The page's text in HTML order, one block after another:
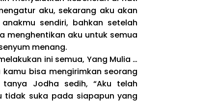
aku, sekarang aku akan
sendiri, bahkan setelah
menghentikan aku untuk semua
menang.
ini semua, Yang Mulia …
bisa mengirimkan seorang
Jodha sedih, “Aku telah
tidak suka pada siapapun yang